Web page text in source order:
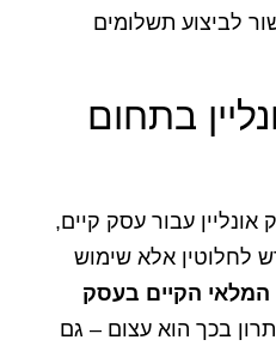
בכל הקשור לביצוע תשלומים
בתחום
עבור עסק קיים,
לחלוטין אלא שימוש
המלאי הקיים בעסק
בכך הוא עצום – גם